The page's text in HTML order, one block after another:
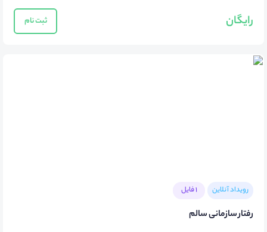
رایگان ثبت نام
رویداد آنلاین 1 فایل
رفتار سازمانی سالم